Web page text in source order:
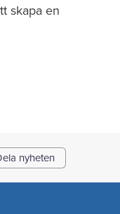
skapa en
nyheten